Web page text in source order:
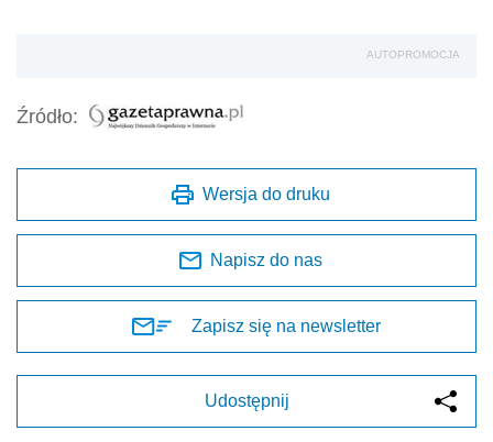
AUTOPROMOCJA
Źródło:
Wersja do druku
Napisz do nas
Zapisz się na newsletter
Udostępnij